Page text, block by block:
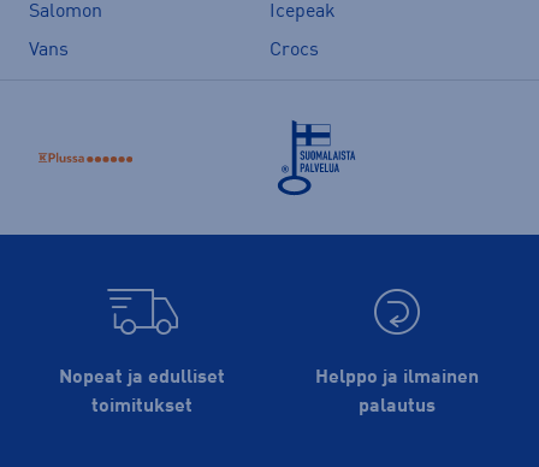
Salomon
Icepeak
Vans
Crocs
Nopeat ja edulliset
toimitukset
Helppo ja ilmainen
palautus